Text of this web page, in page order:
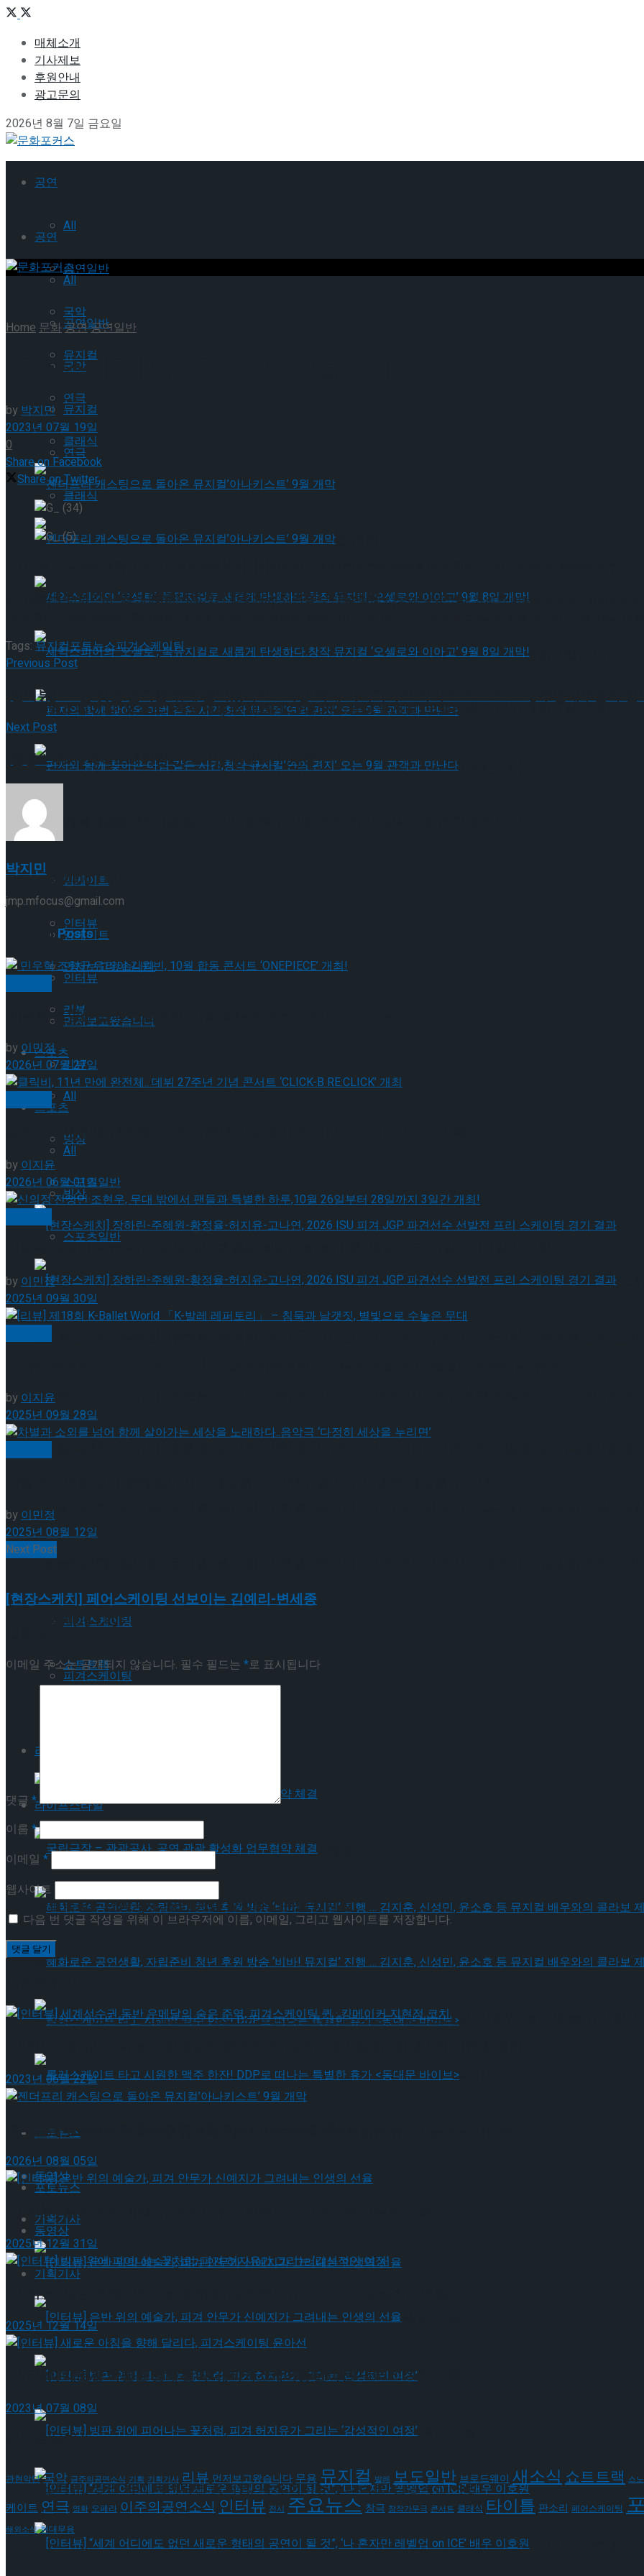
매체소개
기사제보
후원안내
광고문의
2026년 8월 7일 금요일
공연
All
공연일반
국악
뮤지컬
연극
클래식
젠더프리 캐스팅으로 돌아온 뮤지컬’아나키스트’ 9월 개막
셰익스피어의 ‘오셀로’, 록뮤지컬로 새롭게 탄생하다.창작 뮤지컬 ‘오셀로와 이아고’ 9월 8일 개막!
편지와 함께 찾아온 마법 같은 시간,창작 뮤지컬’연의 편지’ 오는 9월 관객과 만난다
Trending Tags
앙케이트
인터뷰
먼저보고왔습니다
리뷰
스포츠
All
빙상
스포츠일반
[현장스케치] 장하린-주혜원-황정율-허지유-고나연, 2026 ISU 피겨 JGP 파견선수 선발전 프리 스케
[현장스케치] 이규리-전효은-김지유-박하영, 2026 ISU 피겨 JGP 파견선수 선발전 프리 스케이팅 경
[현장스케치] 김민송-문지원-정수빈-이효원-최진아, 2026 ISU 피겨 JGP 파견선수 선발전 프리 스케
Trending Tags
피겨스케이팅
쇼트트랙
라이프스타일
국립극장 – 관광공사, 공연 관광 활성화 업무협약 체결
혜화로운 공연생활, 자립준비 청년 후원 방송 ‘비바! 뮤지컬’ 진행 … 김지훈, 신성민, 윤소호 등 뮤지컬
롤러스케이트 타고 시원한 맥주 한잔! DDP로 떠나는 특별한 휴가 <동대문 바이브>
포토뉴스
동영상
기획기사
[인터뷰] 은반 위의 예술가, 피겨 안무가 신예지가 그려내는 인생의 선율
[인터뷰] 빙판 위에 피어나는 꽃처럼, 피겨 허지유가 그리는 ‘감성적인 여정’
[인터뷰] “세계 어디에도 없던 새로운 형태의 공연이 될 것”, ‘나 혼자만 레벨업 on ICE’ 배우 이호원
공연
All
공연일반
국악
뮤지컬
연극
클래식
젠더프리 캐스팅으로 돌아온 뮤지컬’아나키스트’ 9월 개막
셰익스피어의 ‘오셀로’, 록뮤지컬로 새롭게 탄생하다.창작 뮤지컬 ‘오셀로와 이아고’ 9월 8일 개막!
편지와 함께 찾아온 마법 같은 시간,창작 뮤지컬’연의 편지’ 오는 9월 관객과 만난다
Trending Tags
앙케이트
인터뷰
먼저보고왔습니다
리뷰
스포츠
All
빙상
스포츠일반
[현장스케치] 김민송-문지원-정수빈-이효원-최진아, 2026 ISU 피겨 JGP 파견선수 선발전 프리 스케
Trending Tags
피겨스케이팅
라이프스타일
국립극장 – 관광공사, 공연 관광 활성화 업무협약 체결
혜화로운 공연생활, 자립준비 청년 후원 방송 ‘비바! 뮤지컬’ 진행 … 김지훈, 신성민, 윤소호 등 뮤지컬
롤러스케이트 타고 시원한 맥주 한잔! DDP로 떠나는 특별한 휴가 <동대문 바이브>
포토뉴스
동영상
기획기사
[인터뷰] 은반 위의 예술가, 피겨 안무가 신예지가 그려내는 인생의 선율
[인터뷰] 빙판 위에 피어나는 꽃처럼, 피겨 허지유가 그리는 ‘감성적인 여정’
Home문화공연공연일반
[현장스케치] 안건형, “용의 꽃을 찾아”
by박지민
2023년 07월 19일
0
Share on Facebook
Share on Twitter
미디어아트 아이스 쇼 <G-SHOW>는 2022년 강릉에서 첫 선을 보인 후 올해 서울에 상륙했다. 화려한 미디어아트와 에어리얼
Tags: 뮤지컬포토뉴스피겨스케이팅
Previous Post
[인터뷰] “모든 것은 관객을 위해 준비했어요.” 지상 최대 미디어아트 아이스 쇼 G-SHOW, 주연배우들과 만
Next Post
[현장스케치] 페어스케이팅 선보이는 김예리-변세종
박지민
jmp.mfocus@gmail.com
RelatedPosts
민우혁·조형균·유리아·김원빈, 10월 합동 콘서트 ‘ONEPIECE’ 개최!
by이민정
2026년 07월 27일
클릭비, 11년 만에 완전체.. 데뷔 27주년 기념 콘서트 ‘CLICK-B RE:CLICK’ 개최
by 이지윤
2026년 06월 01일
by이민정
2025년 09월 30일
by이지윤
2025년 09월 28일
by이민정
2025년 08월 12일
Next Post
[현장스케치] 페어스케이팅 선보이는 김예리-변세종
답글 남기기
이메일 주소는 공개되지 않습니다. 필수 필드는 *로 표시됩니다
댓글 *
이름 *
이메일 *
웹사이트
다음 번 댓글 작성을 위해 이 브라우저에 이름, 이메일, 그리고 웹사이트를 저장합니다.
2023년 06월 22일
젠더프리 캐스팅으로 돌아온 뮤지컬’아나키스트’ 9월 개막
2026년 08월 05일
[인터뷰] 은반 위의 예술가, 피겨 안무가 신예지가 그려내는 인생의 선율
2025년 12월 31일
[인터뷰] 빙판 위에 피어나는 꽃처럼, 피겨 허지유가 그리는 ‘감성적인 여정’
2025년 12월 14일
[인터뷰] 새로운 아침을 향해 달리다, 피겨스케이팅 윤아선
2023년 07월 08일
태그로 보기
관현악단 국악 금주의공연소식 기획 기획기사 리뷰 먼저보고왔습니다 무용 뮤지컬 발레 보도일반 브로드웨이 새소식쇼트트랙 스
케이트 연극 영화 오페라 이주의공연소식 인터뷰 전시 주요뉴스 창극 창작가무극 콘서트 클래식 타이틀 판소리 페어스케이팅
해외소식 현대무용